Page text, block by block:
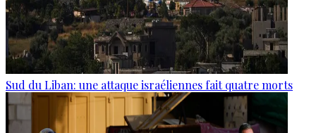
Sud du Liban: une attaque israéliennes fait quatre morts